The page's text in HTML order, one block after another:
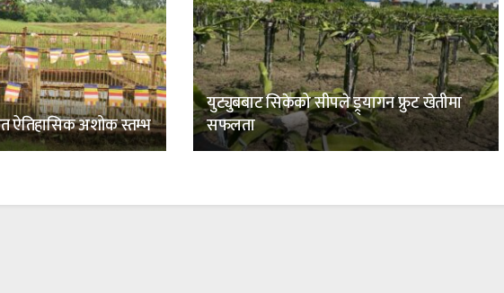
ऐतिहासिक अशोक स्तम्भ
युट्युबबाट सिकेको सीपले ड्र्यागन फ्रुट खेतीमा
सफलता